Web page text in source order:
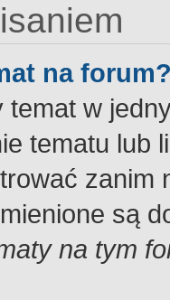
na
w
tematu lub
są
na tym